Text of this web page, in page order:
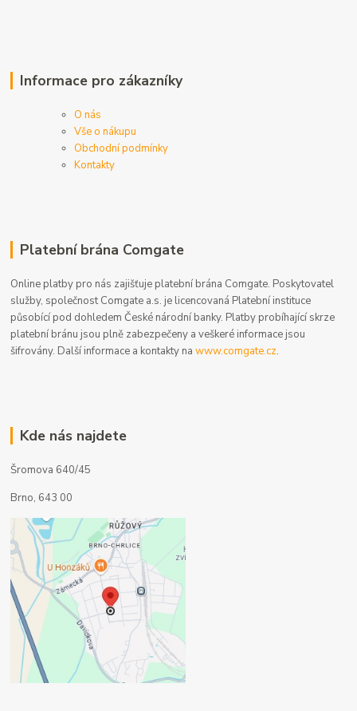
Informace pro zákazníky
O nás
Vše o nákupu
Obchodní podmínky
Kontakty
Platební brána Comgate
Online platby pro nás zajišťuje platební brána Comgate. Poskytovatel
služby, společnost Comgate a.s. je licencovaná Platební instituce
působící pod dohledem České národní banky. Platby probíhající skrze
platební bránu jsou plně zabezpečeny a veškeré informace jsou
šifrovány. Další informace a kontakty nawww.comgate.cz.
Kde nás najdete
Šromova 640/45
Brno, 643 00